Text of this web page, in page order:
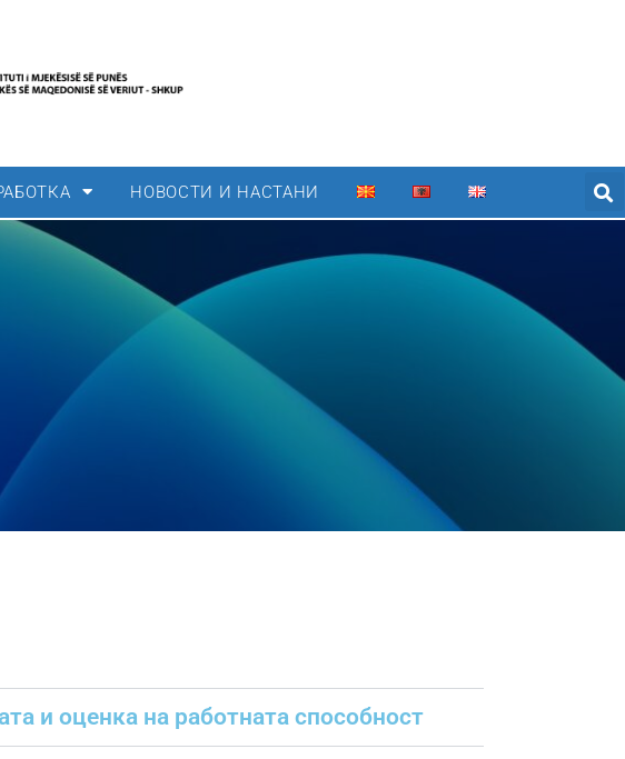
НОВОСТИ И НАСТАНИ
и оценка на работната способност